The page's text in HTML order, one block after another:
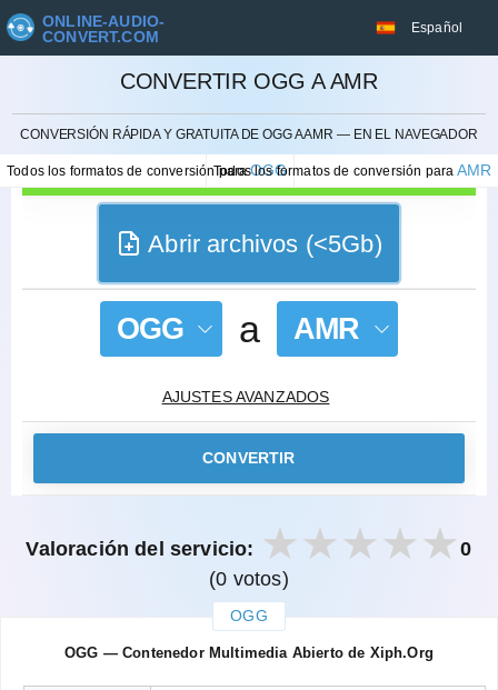
ONLINE-AUDIO-
CONVERT.COM
Español
CONVERTIR OGG A AMR
CONVERSIÓN RÁPIDA Y GRATUITA DE OGG A AMR — EN EL NAVEGADOR
Todos los formatos de conversión paraOGG
Todos los formatos de conversión paraAMR
CANCELAR
Abrir archivos (<5Gb)
OGG a AMR
AJUSTES AVANZADOS
CONVERTIR
Valoración del servicio:
0
(0 votos)
OGG
OGG — Contenedor Multimedia Abierto de Xiph.Org